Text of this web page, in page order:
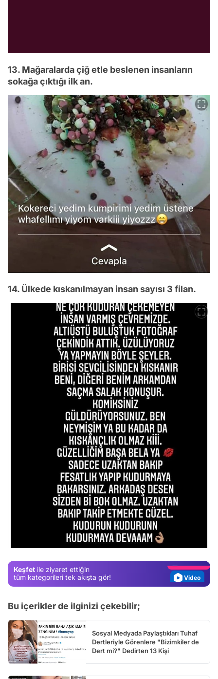
13. Mağaralarda çiğ etle beslenen insanların
sokağa çıktığı ilk an.
14. Ülkede kıskanılmayan insan sayısı 3 filan.
Keşfet ile ziyaret ettiğin
tüm kategorileri tek akışta gör!
Video
Bu içerikler de ilginizi çekebilir;
Sosyal Medyada Paylaştıkları Tuhaf
Dertleriyle Görenlere "Bizimkiler de
Dert mi?" Dedirten 13 Kişi